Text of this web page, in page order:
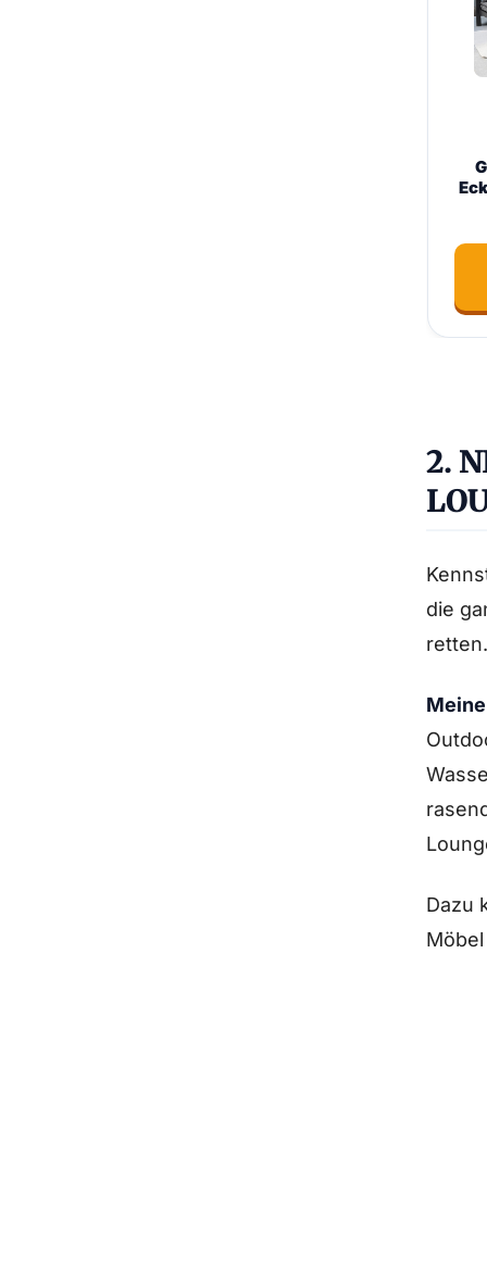
2.
die
Dazu